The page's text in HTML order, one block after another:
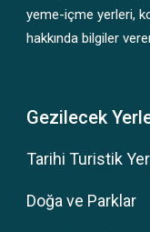
yeme-içme yerleri,
hakkında bilgiler
Gezilecek
Tarihi Turistik
Doğa ve Parklar